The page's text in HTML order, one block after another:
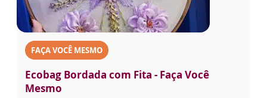
FAÇA VOCÊ MESMO
Ecobag Bordada com Fita - Faça Você
Mesmo